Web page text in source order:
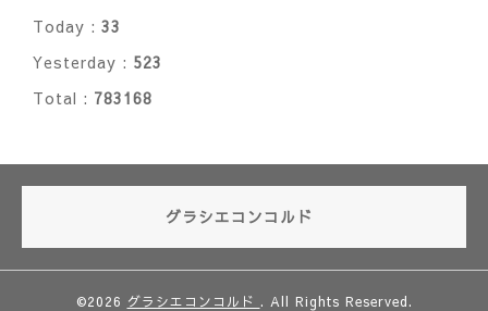
Today : 33
Yesterday : 523
Total : 783168
グラシエコンコルド
©2026 グラシエコンコルド . All Rights Reserved.